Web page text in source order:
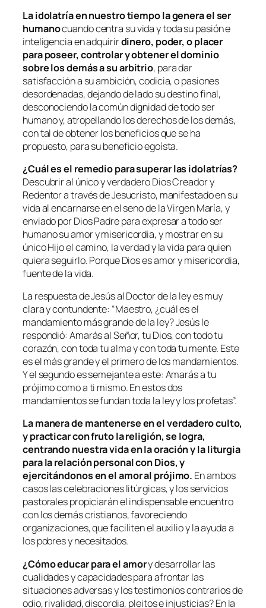
La idolatría en nuestro tiempo la genera el ser
humanocuando centra su vida y toda su pasión e
inteligencia en adquirirdinero, poder, o placer
para poseer, controlar y obtener el dominio
sobre los demás a su arbitrio, para dar
satisfacción a su ambición, codicia, o pasiones
desordenadas, dejando de lado su destino final,
desconociendo la común dignidad de todo ser
humano y, atropellando los derechos de los demás,
con tal de obtener los beneficios que se ha
propuesto, para su beneficio egoísta.
¿Cuál es el remedio para superar las idolatrías?
Descubrir al único y verdadero Dios Creador y
Redentor a través de Jesucristo, manifestado en su
vida al encarnarse en el seno de la Virgen María, y
enviado por Dios Padre para expresar a todo ser
humano su amor y misericordia, y mostrar en su
único Hijo el camino, la verdad y la vida para quien
quiera seguirlo. Porque Dios es amor y misericordia,
fuente de la vida.
La respuesta de Jesús al Doctor de la ley es muy
clara y contundente: “Maestro, ¿cuál es el
mandamiento más grande de la ley? Jesús le
respondió: Amarás al Señor, tu Dios, con todo tu
corazón, con toda tu alma y con toda tu mente. Este
es el más grande y el primero de los mandamientos.
Y el segundo es semejante a este: Amarás a tu
prójimo como a ti mismo. En estos dos
mandamientos se fundan toda la ley y los profetas”.
La manera de mantenerse en el verdadero culto,
y practicar con fruto la religión, se logra,
centrando nuestra vida en la oración y la liturgia
para la relación personal con Dios, y
ejercitándonos en el amor al prójimo. En ambos
casos las celebraciones litúrgicas, y los servicios
pastorales propiciarán el indispensable encuentro
con los demás cristianos, favoreciendo
organizaciones, que faciliten el auxilio y la ayuda a
los pobres y necesitados.
¿Cómo educar para el amory desarrollar las
cualidades y capacidades para afrontar las
situaciones adversas y los testimonios contrarios de
odio, rivalidad, discordia, pleitos e injusticias? En la